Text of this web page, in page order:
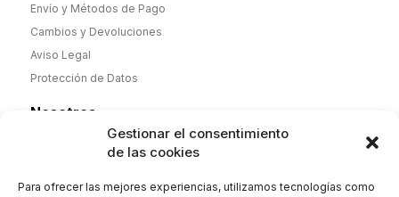
Gestionar el consentimiento
de las cookies
Para ofrecer las mejores experiencias, utilizamos tecnologías como
Envío y Métodos de Pago
Cambios y Devoluciones
Aviso Legal
Protección de Datos
Nosotros
Desde noviembre de 2025 nueva dirección y nueva etapa,
100% algodón de fabricación española y complementos.